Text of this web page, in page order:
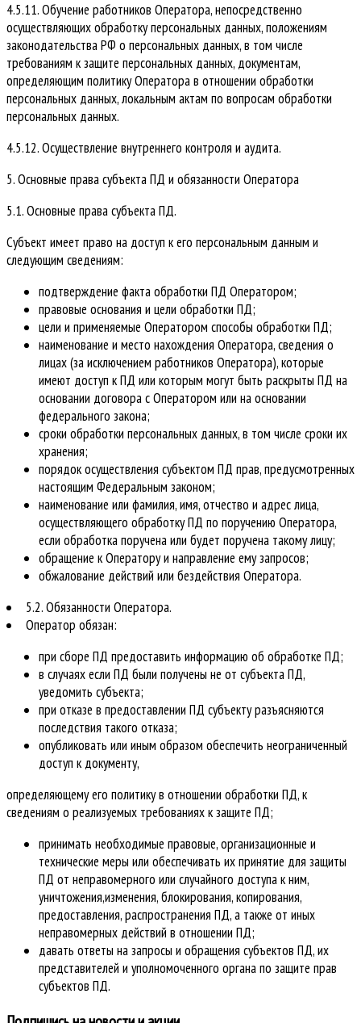
4.5.11. Обучение работников Оператора, непосредственно
осуществляющих обработку персональных данных, положениям
законодательства РФ о персональных данных, в том числе
требованиям к защите персональных данных, документам,
определяющим политику Оператора в отношении обработки
персональных данных, локальным актам по вопросам обработки
персональных данных.
4.5.12. Осуществление внутреннего контроля и аудита.
5. Основные права субъекта ПД и обязанности Оператора
5.1. Основные права субъекта ПД.
Субъект имеет право на доступ к его персональным данным и
следующим сведениям:
подтверждение факта обработки ПД Оператором;
правовые основания и цели обработки ПД;
цели и применяемые Оператором способы обработки ПД;
наименование и место нахождения Оператора, сведения о
лицах (за исключением работников Оператора), которые
имеют доступ к ПД или которым могут быть раскрыты ПД на
основании договора с Оператором или на основании
федерального закона;
сроки обработки персональных данных, в том числе сроки их
хранения;
порядок осуществления субъектом ПД прав, предусмотренных
настоящим Федеральным законом;
наименование или фамилия, имя, отчество и адрес лица,
осуществляющего обработку ПД по поручению Оператора,
если обработка поручена или будет поручена такому лицу;
обращение к Оператору и направление ему запросов;
обжалование действий или бездействия Оператора.
5.2. Обязанности Оператора.
Оператор обязан:
при сборе ПД предоставить информацию об обработке ПД;
в случаях если ПД были получены не от субъекта ПД,
уведомить субъекта;
при отказе в предоставлении ПД субъекту разъясняются
последствия такого отказа;
опубликовать или иным образом обеспечить неограниченный
доступ к документу,
определяющему его политику в отношении обработки ПД, к
сведениям о реализуемых требованиях к защите ПД;
принимать необходимые правовые, организационные и
технические меры или обеспечивать их принятие для защиты
ПД от неправомерного или случайного доступа к ним,
уничтожения,изменения, блокирования, копирования,
предоставления, распространения ПД, а также от иных
неправомерных действий в отношении ПД;
давать ответы на запросы и обращения субъектов ПД, их
представителей и уполномоченного органа по защите прав
субъектов ПД.